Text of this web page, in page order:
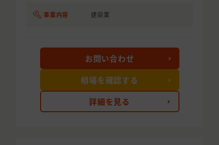
事業内容 建設業
詳細を見る
お問い合わせ
相場を確認する